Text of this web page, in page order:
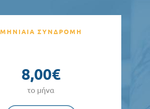
ΜΗΝΙΑΙΑ ΣΥΝΔΡΟΜΗ
8,00€
το μήνα